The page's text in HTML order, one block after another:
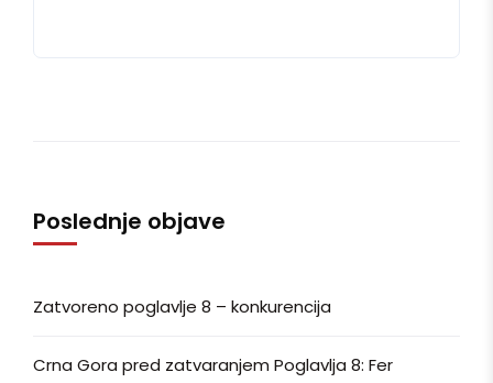
Poslednje objave
Zatvoreno poglavlje 8 – konkurencija
Crna Gora pred zatvaranjem Poglavlja 8: Fer